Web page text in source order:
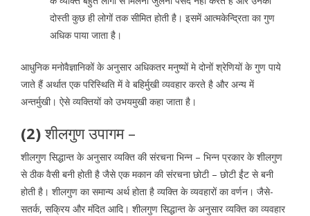
दोस्ती कुछ ही लोगों तक सीमित होती है। इसमें आत्मकेन्द्रिता का गुण
अधिक पाया जाता है।
आधुनिक मनोवैज्ञानिकों के अनुसार अधिकतर मनुष्यों मे दोनों श्रेणियों के गुण पाये
जाते हैं अर्थात एक परिस्थिति में वे बहिर्मुखी व्यवहार करते है और अन्य में
अन्तर्मुखी। ऐसे व्यक्तियों को उभयमुखी कहा जाता है।
(2)शीलगुण उपागम –
शीलगुण सिद्धान्त के अनुसार व्यक्ति की संरचना भिन्न – भिन्न प्रकार के शीलगुण
से ठीक वैसी बनी होती है जैसे एक मकान की संरचना छोटी – छोटी ईंट से बनी
होती है। शीलगुण का समान्य अर्थ होता है व्यक्ति के व्यवहारों का वर्णन। जैसे-
सतर्क, सक्रिय और मंदित आदि। शीलगुण सिद्धान्त के अनुसार व्यक्ति का व्यवहार